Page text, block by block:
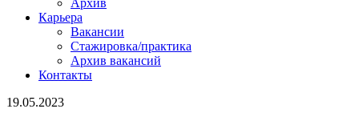
Карьера
Вакансии
Стажировка/практика
Архив вакансий
Контакты
19.05.2023